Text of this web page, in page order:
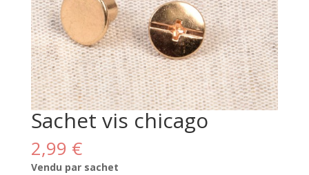
Sachet vis chicago
2,99 €
Vendu par sachet